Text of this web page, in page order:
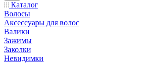
Каталог
Волосы
Аксессуары для волос
Валики
Зажимы
Заколки
Невидимки